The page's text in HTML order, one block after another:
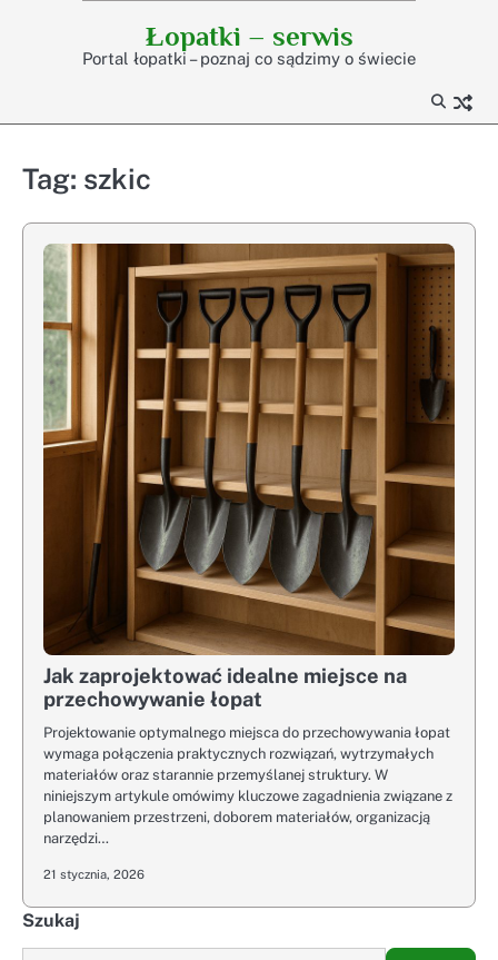
Łopatki – serwis
Portal łopatki – poznaj co sądzimy o świecie
Tag: szkic
Jak zaprojektować idealne miejsce na
przechowywanie łopat
Projektowanie optymalnego miejsca do przechowywania łopat
wymaga połączenia praktycznych rozwiązań, wytrzymałych
materiałów oraz starannie przemyślanej struktury. W
niniejszym artykule omówimy kluczowe zagadnienia związane z
planowaniem przestrzeni, doborem materiałów, organizacją
narzędzi…
21 stycznia, 2026
Szukaj